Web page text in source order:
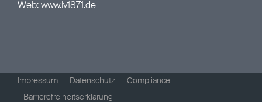
Web: www.lv1871.de
Impressum Datenschutz
Compliance
Barrierefreiheitserklärung